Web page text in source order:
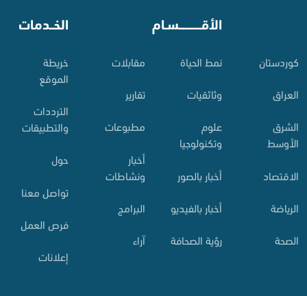
کوردستان
العراق
الشرق
الأوسط
الاقتصاد
الرياضة
الصحة
الأقـــــــــــسـام
نمط الحياة
وثائقيات
علوم
وتكنولوجيا
أخبار بالصور
أخبار بالفيديو
رؤية الصحافة
مقابلات
تقارير
مطبوعات
أخبار
ونشاطات
البرامج
آراء
الخــدمات
خريطة
الموقع
الترددات
والتطبيقات
حول
تواصل معنا
فرص العمل
إعلانات